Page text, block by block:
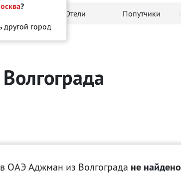
?
другой город
Отели Попутчики
ОАЭ Аджман из Волгограда не найдено